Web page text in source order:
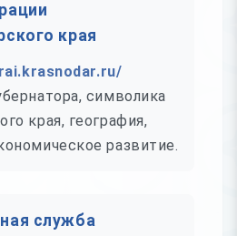
края
символика
края, география,
развитие.
служба